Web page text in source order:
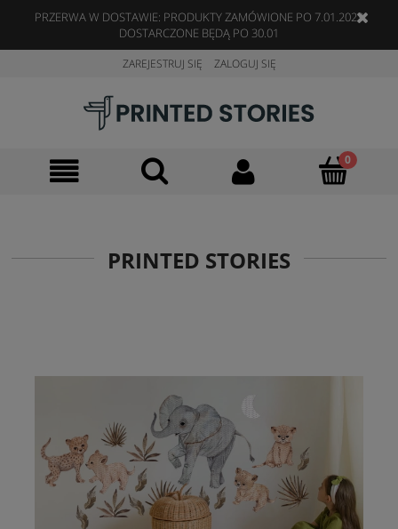
PRZERWA W DOSTAWIE: PRODUKTY ZAMÓWIONE PO 7.01.2023
DOSTARCZONE BĘDĄ PO 30.01
ZAREJESTRUJ SIĘ ZALOGUJ SIĘ
PRINTED STORIES